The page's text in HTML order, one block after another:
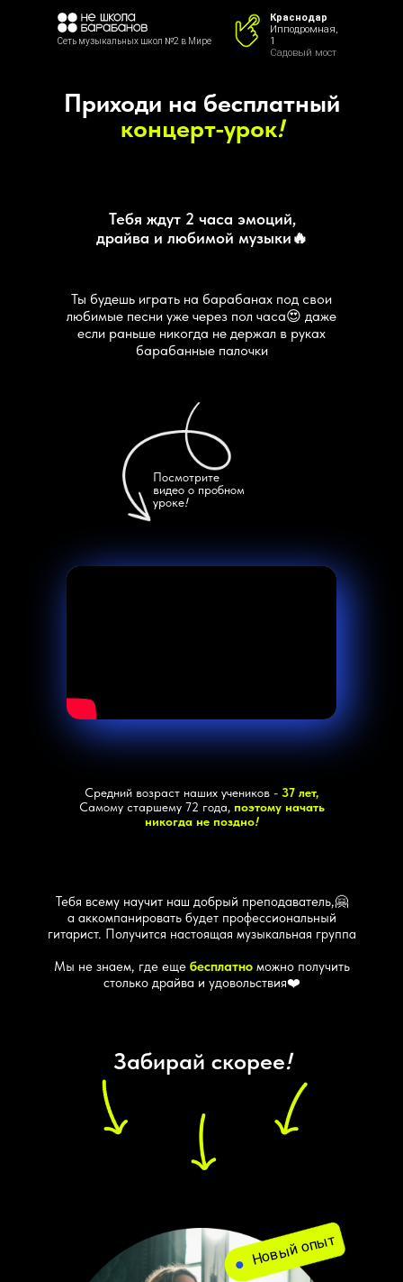
Краснодар
Ипподромная,
1
Садовый мост
Сеть музыкальных школ №2 в Мире
Приходи на бесплатный
концерт-урок!
Средний возраст наших учеников - 37 лет,
Самому старшему 72 года, поэтому начать
никогда не поздно!
Посмотрите
видео о пробном
уроке!
Ты будешь играть на барабанах под свои
любимые песни уже через пол часа😍 даже
если раньше никогда не держал в руках
барабанные палочки
Тебя всему научит наш добрый преподаватель,🤗
а аккомпанировать будет профессиональный
гитарист. Получится настоящая музыкальная группа
Мы не знаем, где еще бесплатноможно получить
столько драйва и удовольствия❤️
Тебя ждут 2 часа эмоций,
драйва и любимой музыки🔥
Забирай скорее!
Новый опыт